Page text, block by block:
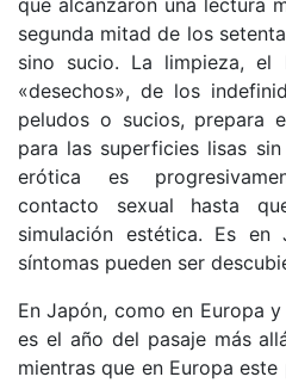
que alcanzaron una lectura
segunda mitad de los
sino sucio. La limpieza,
«desechos», de los
peludos o sucios, prepara
para las superficies lisas
erótica es
contacto sexual hasta
simulación estética. Es
síntomas pueden ser
En Japón, como en Europa
es el año del pasaje más
mientras que en Europa